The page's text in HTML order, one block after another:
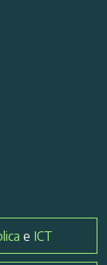
e ICT